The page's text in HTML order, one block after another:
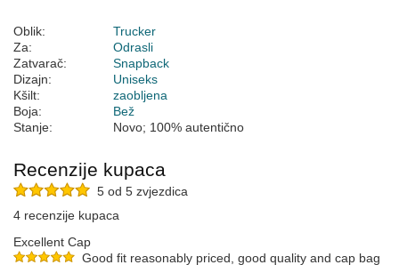
Oblik:
Trucker
Za:
Odrasli
Zatvarač:
Snapback
Dizajn:
Uniseks
Kšilt:
zaobljena
Boja:
Bež
Stanje:
Novo; 100% autentično
Recenzije kupaca
5 od 5 zvjezdica
4 recenzije kupaca
Excellent Cap
Good fit reasonably priced, good quality and cap bag